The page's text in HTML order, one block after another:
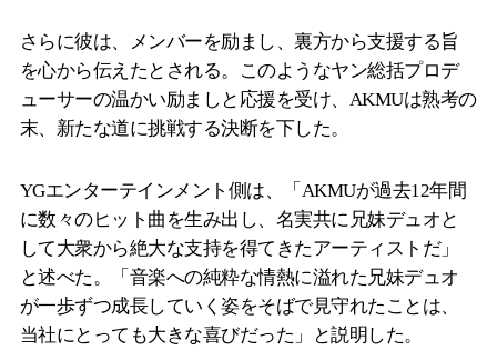
さらに彼は、メンバーを励まし、裏方から支援する旨
を心から伝えたとされる。このようなヤン総括プロデ
ューサーの温かい励ましと応援を受け、AKMUは熟考の
末、新たな道に挑戦する決断を下した。
YGエンターテインメント側は、「AKMUが過去12年間
に数々のヒット曲を生み出し、名実共に兄妹デュオと
して大衆から絶大な支持を得てきたアーティストだ」
と述べた。「音楽への純粋な情熱に溢れた兄妹デュオ
が一歩ずつ成長していく姿をそばで見守れたことは、
当社にとっても大きな喜びだった」と説明した。